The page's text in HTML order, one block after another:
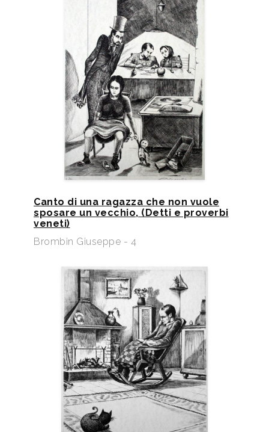
Canto di una ragazza che non vuole
sposare un vecchio, (Detti e proverbi
veneti)
Brombin Giuseppe - 4